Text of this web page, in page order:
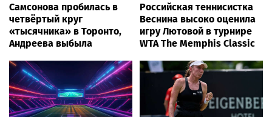
Самсонова пробилась в
четвёртый круг
«тысячника» в Торонто,
Андреева выбыла
Российская теннисистка
Веснина высоко оценила
игру Лютовой в турнире
WTA The Memphis Classic